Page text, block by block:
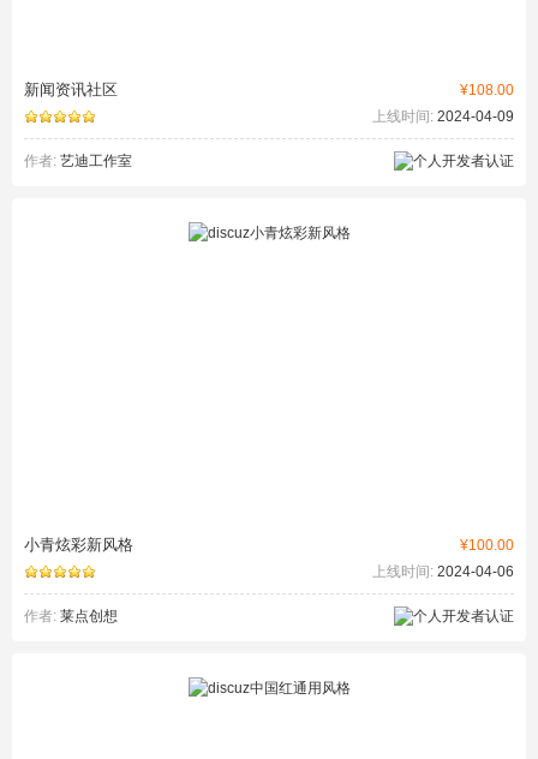
¥108.00
新闻资讯社区
上线时间: 2024-04-09
作者: 艺迪工作室
¥100.00
小青炫彩新风格
上线时间: 2024-04-06
作者: 莱点创想